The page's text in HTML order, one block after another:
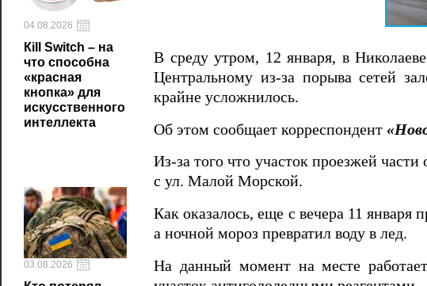
04.08.2026
Кill Switch – на
что способна
«красная
кнопка» для
искусственного
интеллекта
03.08.2026
В среду утром, 12 января, в
Центральному из-за порыва сетей
крайне усложнилось.
Об этом сообщает корреспондент
Из-за того что участок проезжей
с ул. Малой Морской.
Как оказалось, еще с вечера 11 января
а ночной мороз превратил воду в лед.
На данный момент на месте